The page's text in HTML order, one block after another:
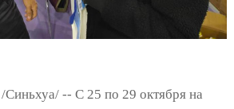
Синьхуа/ -- C 25 по 29 октября на